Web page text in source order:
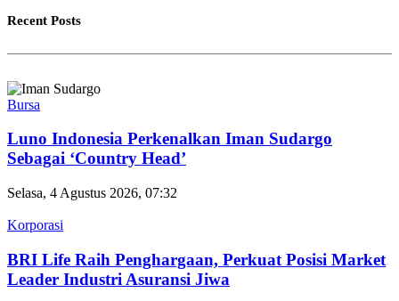
Recent Posts
Bursa
Luno Indonesia Perkenalkan Iman Sudargo
Sebagai ‘Country Head’
Selasa, 4 Agustus 2026, 07:32
Korporasi
BRI Life Raih Penghargaan, Perkuat Posisi Market
Leader Industri Asuransi Jiwa